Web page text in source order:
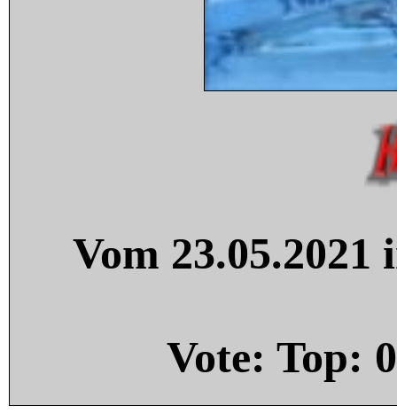
Vom
Vote: Top: 0